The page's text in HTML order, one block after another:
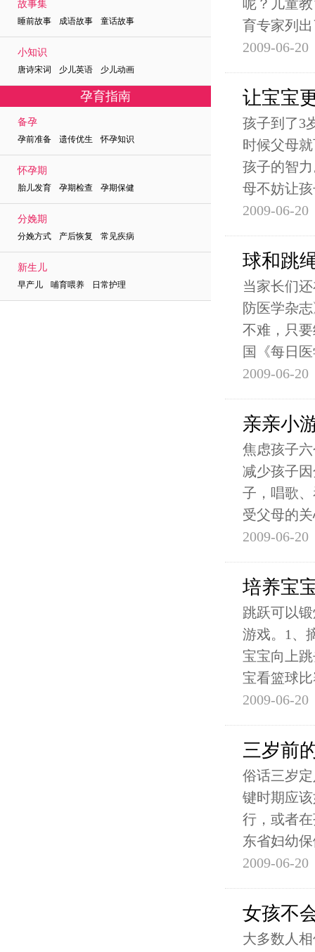
故事集
睡前故事 成语故事 童话故事
小知识
唐诗宋词 少儿英语 少儿动画
孕育指南
备孕
孕前准备 遗传优生 怀孕知识
怀孕期
胎儿发育 孕期检查 孕期保健
分娩期
分娩方式 产后恢复 常见疾病
新生儿
早产儿 哺育喂养 日常护理
呢？儿童
育专家列
2009-06-20
让宝宝
孩子到了3
时候父母
孩子的智
母不妨让
2009-06-20
球和跳
当家长们
防医学杂
不难，只
国《每日
2009-06-20
亲亲小
焦虑孩子
减少孩子
子，唱歌
受父母的
2009-06-20
培养宝
跳跃可以
游戏。1、
宝宝向上
宝看篮球
2009-06-20
三岁前
俗话三岁
键时期应
行，或者
东省妇幼
2009-06-20
女孩不
大多数人